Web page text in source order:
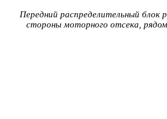
Передний распределительный блок
стороны моторного отсека,